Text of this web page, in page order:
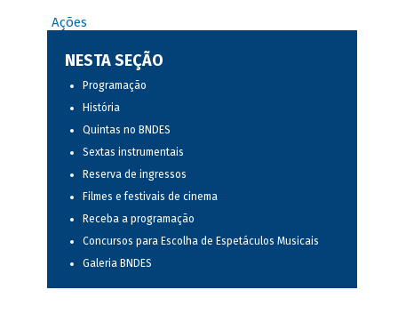
Ações
NESTA SEÇÃO
Programação
História
Quintas no BNDES
Sextas instrumentais
Reserva de ingressos
Filmes e festivais de cinema
Receba a programação
Concursos para Escolha de Espetáculos Musicais
Galeria BNDES